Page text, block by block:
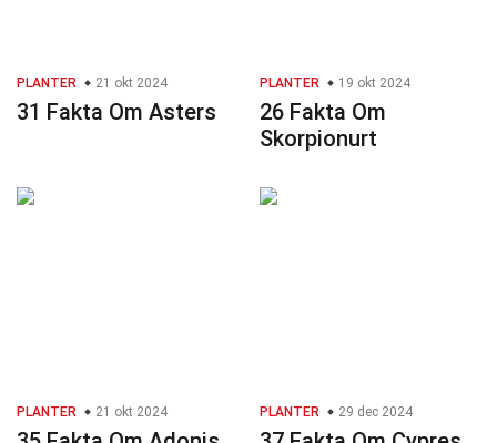
PLANTER 21 okt 2024
31 Fakta Om Asters
PLANTER 19 okt 2024
26 Fakta Om
Skorpionurt
PLANTER 21 okt 2024 PLANTER 29 dec 2024